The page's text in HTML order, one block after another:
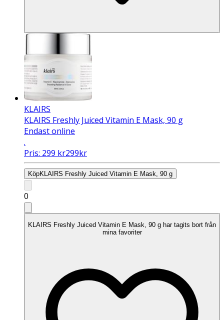
KLAIRS
KLAIRS Freshly Juiced Vitamin E Mask, 90 g
Endast online
.
Pris: 299 kr299kr
KöpKLAIRS Freshly Juiced Vitamin E Mask, 90 g
0
KLAIRS Freshly Juiced Vitamin E Mask, 90 g har tagits bort från
mina favoriter